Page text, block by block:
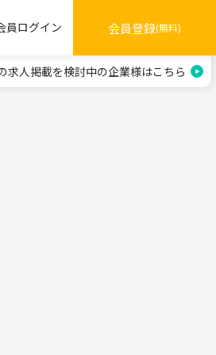
員ログイン 会員登録(無料)
求人掲載を検討中の企業様はこちら